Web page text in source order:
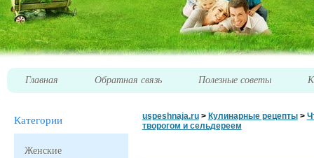
Главная Обратная связь Полезные советы
Категории
Женские
uspeshnaja.ru> Кулинарные рецепты>
творогом и сельдереем